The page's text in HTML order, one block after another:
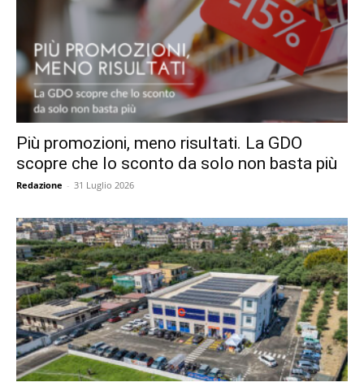
Più promozioni, meno risultati. La GDO
scopre che lo sconto da solo non basta più
Redazione - 31 Luglio 2026